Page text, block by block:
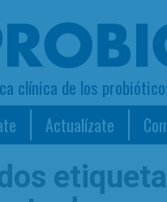
clínica de los
Actualízate